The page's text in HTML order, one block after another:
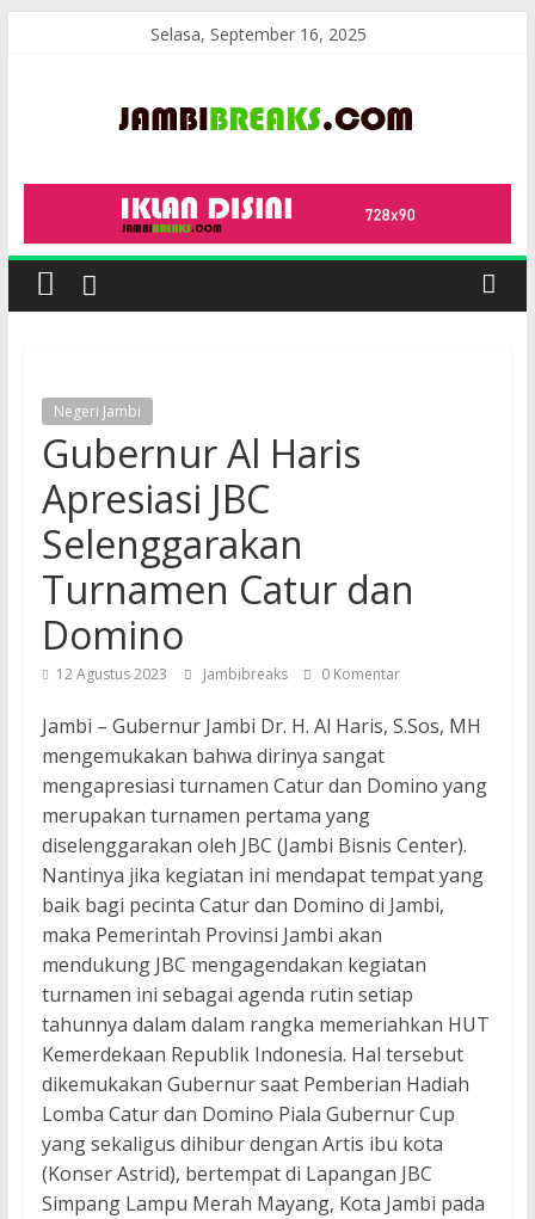
Selasa, September 16, 2025
JambiBreaks
Negeri Jambi
Gubernur Al Haris
Apresiasi JBC
Selenggarakan
Turnamen Catur dan
Domino
12 Agustus 2023 Jambibreaks 0 Komentar
Jambi – Gubernur Jambi Dr. H. Al Haris, S.Sos, MH
mengemukakan bahwa dirinya sangat
mengapresiasi turnamen Catur dan Domino yang
merupakan turnamen pertama yang
diselenggarakan oleh JBC (Jambi Bisnis Center).
Nantinya jika kegiatan ini mendapat tempat yang
baik bagi pecinta Catur dan Domino di Jambi,
maka Pemerintah Provinsi Jambi akan
mendukung JBC mengagendakan kegiatan
turnamen ini sebagai agenda rutin setiap
tahunnya dalam dalam rangka memeriahkan HUT
Kemerdekaan Republik Indonesia. Hal tersebut
dikemukakan Gubernur saat Pemberian Hadiah
Lomba Catur dan Domino Piala Gubernur Cup
yang sekaligus dihibur dengan Artis ibu kota
(Konser Astrid), bertempat di Lapangan JBC
Simpang Lampu Merah Mayang, Kota Jambi pada